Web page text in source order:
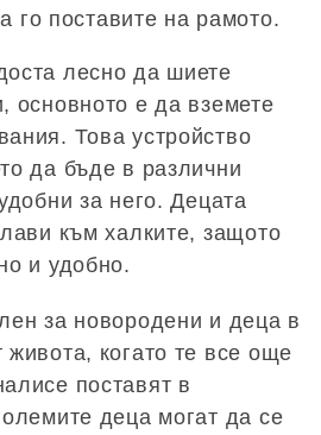
го поставите на рамото.
лесно да шиете
основното е да вземете
Това устройство
да бъде в различни
за него. Децата
към халките, защото
и удобно.
за новородени и деца в
когато те все още
поставят в
деца могат да се